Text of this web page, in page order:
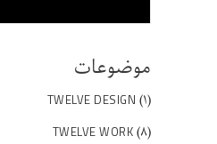
موضوعات
TWELVE DESIGN (۱)
TWELVE WORK (۸)